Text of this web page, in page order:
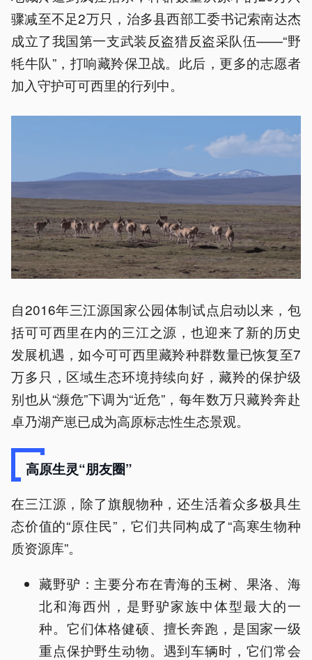
骤减至不足2万只，治多县西部工委书记索南达杰
成立了我国第一支武装反盗猎反盗采队伍——“野
牦牛队”，打响藏羚保卫战。此后，更多的志愿者
加入守护可可西里的行列中。
自2016年三江源国家公园体制试点启动以来，包
括可可西里在内的三江之源，也迎来了新的历史
发展机遇，如今可可西里藏羚种群数量已恢复至7
万多只，区域生态环境持续向好，藏羚的保护级
别也从“濒危”下调为“近危”，每年数万只藏羚奔赴
卓乃湖产崽已成为高原标志性生态景观。
高原生灵“朋友圈”
在三江源，除了旗舰物种，还生活着众多极具生
态价值的“原住民”，它们共同构成了“高寒生物种
质资源库”。
藏野驴：主要分布在青海的玉树、果洛、海
北和海西州，是野驴家族中体型最大的一
种。它们体格健硕、擅长奔跑，是国家一级
重点保护野生动物。遇到车辆时，它们常会